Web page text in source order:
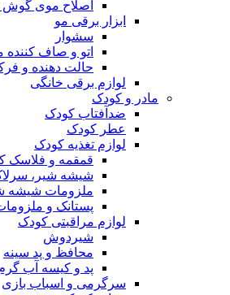
اصلاح موی گوش
ابزار برقی مو
سشوار
اتو و صاف کننده
حالت دهنده و
لوازم برقی خانگی
مادر و کودک
ضدآفتاب کودک
عطر کودک
لوازم تغذیه کودک
قمقمه و فلاسک
شیشه شیر،
ملزومات شیشه
پستانک و
لوازم مراقبتی کودک
شیردوش
محافظ و پد سینه
پد و کیسه آب
سرگرمی و اسباب بازی